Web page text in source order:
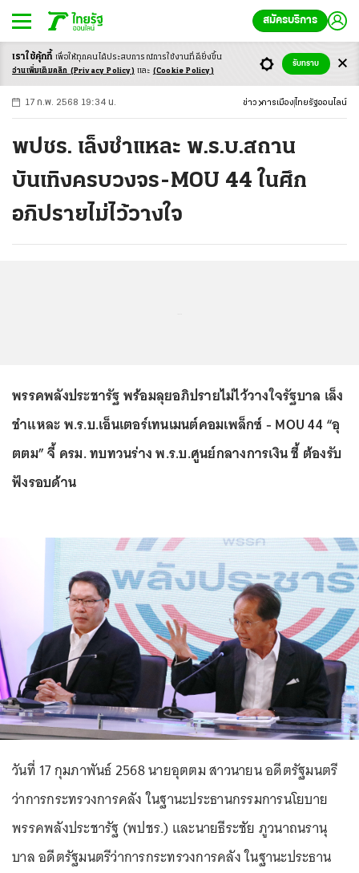
สมัครบริการ
-ก ก ก+
17 ก.พ. 2568 19:34 น. ข่าว การเมือง ไทยรัฐออนไลน์
พปชร. เล็งชำแหละ พ.ร.บ.สถาน
บันเทิงครบวงจร-MOU 44 ในศึก
อภิปรายไม่ไว้วางใจ
พรรคพลังประชารัฐ พร้อมลุยอภิปรายไม่ไว้วางใจรัฐบาล เล็ง
ชำแหละ พ.ร.บ.เอ็นเตอร์เทนเมนต์คอมเพล็กซ์ - MOU 44 “อุ
ตตม” จี้ ครม. ทบทวนร่าง พ.ร.บ.ศูนย์กลางการเงิน ชี้ ต้องรับ
ฟังรอบด้าน
วันที่ 17 กุมภาพันธ์ 2568 นายอุตตม สาวนายน อดีตรัฐมนตรี
ว่าการกระทรวงการคลัง ในฐานะประธานกรรมการนโยบาย
พรรคพลังประชารัฐ (พปชร.) และนายธีระชัย ภูวนาถนรานุ
บาล อดีตรัฐมนตรีว่าการกระทรวงการคลัง ในฐานะประธาน
เราใช้คุ้กกี้ เพื่อให้ทุกคนได้ประสบการณ์การใช้งานที่ดียิ่งขึ้น
อ่านเพิ่มเติมคลิก (Privacy Policy) และ (Cookie Policy)
รับทราบ